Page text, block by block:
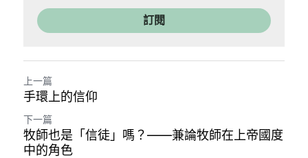
訂閱
上一篇
手環上的信仰
下一篇
牧師也是「信徒」嗎？——兼論牧師在上帝國度
中的角色